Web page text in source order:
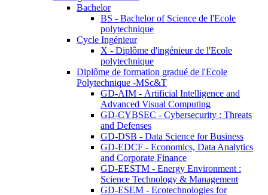
Bachelor
BS - Bachelor of Science de l'Ecole
polytechnique
Cycle Ingénieur
X - Diplôme d'ingénieur de l'Ecole
polytechnique
Diplôme de formation gradué de l'Ecole
Polytechnique -MSc&T
GD-AIM - Artificial Intelligence and
Advanced Visual Computing
GD-CYBSEC - Cybersecurity : Threats
and Defenses
GD-DSB - Data Science for Business
GD-EDCF - Economics, Data Analytics
and Corporate Finance
GD-EESTM - Energy Environment :
Science Technology & Management
GD-ESEM - Ecotechnologies for